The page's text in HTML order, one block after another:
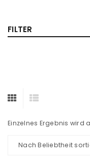
FILTER
Einzelnes Ergebnis wird
Nach Beliebtheit